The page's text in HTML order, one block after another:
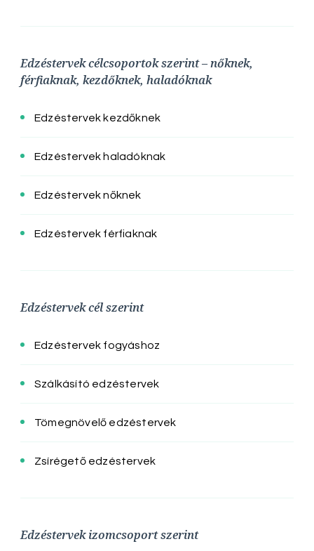
Edzéstervek célcsoportok szerint – nőknek,
férfiaknak, kezdőknek, haladóknak
Edzéstervek kezdőknek
Edzéstervek haladóknak
Edzéstervek nőknek
Edzéstervek férfiaknak
Edzéstervek cél szerint
Edzéstervek fogyáshoz
Szálkásító edzéstervek
Tömegnövelő edzéstervek
Zsírégető edzéstervek
Edzéstervek izomcsoport szerint